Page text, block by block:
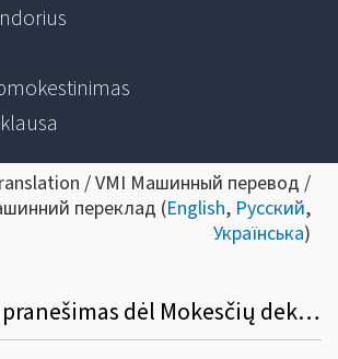
/ VMI Машинный перевод /
переклад (English, Русский,
Українська)
Informacinis pranešimas dėl Mokesčių deklaracijų pateikimo, jų pateikimo termino pratęsimo ir mokesčių mokėtojų laikino atleidimo nuo mokesčių deklaracijų ir (arba) kitų teisės aktuose nurodytų dokumentų pateikimo taisyklių pakeitimo